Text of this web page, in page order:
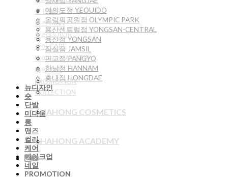
여의도점 YEOUIDO
올림픽공원점 OLYMPIC PARK
용산센트럴점 YONGSAN-CENTRAL
용산점 YONGSAN
잠실점 JAMSIL
판교점 PANGYO
한남점 HANNAM
홍대점 HONGDAE
뉴디자인
숏
단발
미디움
롱
맨즈
컬러
케어
메이크업
네일
PROMOTION
롱 LONG
맨즈 MAN
컬러 COLOR
케어 CARE
메이크업 MAKEUP
네일NAIL
PROMOTION
COLLECTION
CHAHONG COSMETICS
CHAHONG ACADEMY